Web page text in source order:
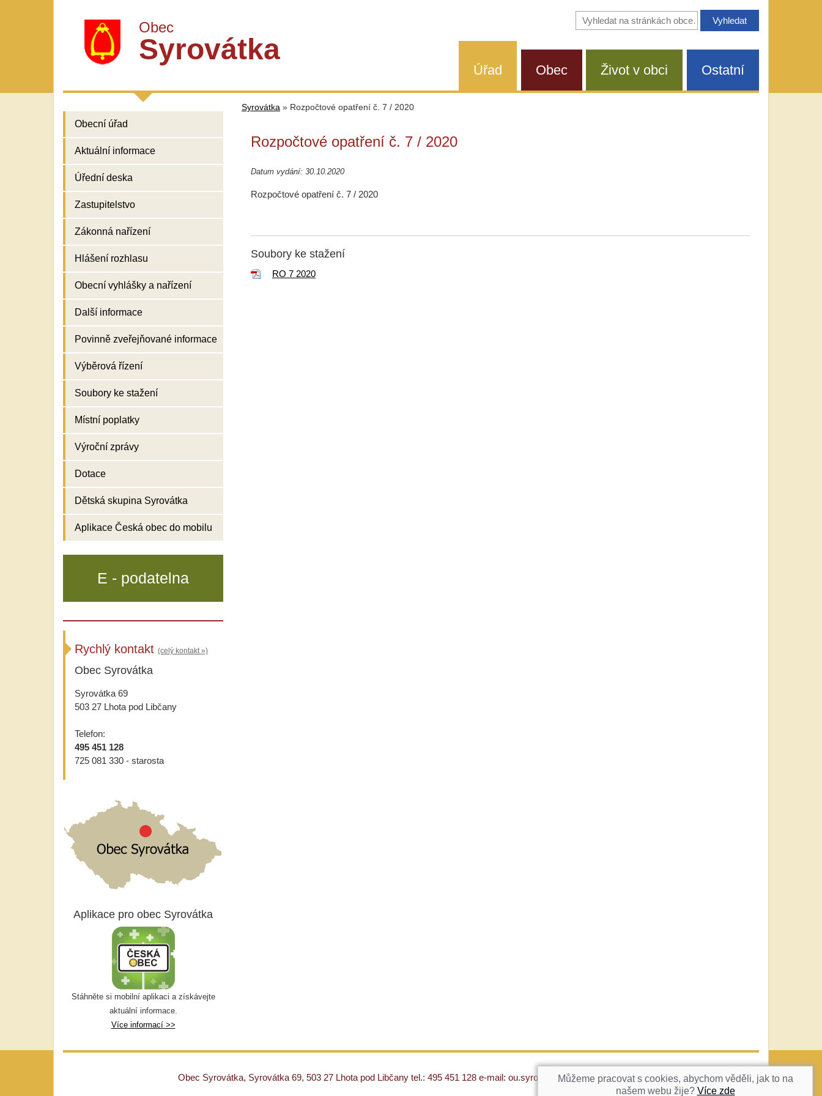
Obec
Syrovátka
Vyhledávání
na
Úřad Obec Život v obci Ostatní
Obecní úřad
Aktuální informace
Úřední deska
Zastupitelstvo
Zákonná nařízení
Hlášení rozhlasu
Obecní vyhlášky a nařízení
Další informace
Povinně zveřejňované informace
Výběrová řízení
Soubory ke stažení
Místní poplatky
Výroční zprávy
Dotace
Dětská skupina Syrovátka
Aplikace Česká obec do mobilu
Syrovátka » Rozpočtové opatření č. 7 / 2020
Rozpočtové opatření č. 7 / 2020
Datum vydání: 30.10.2020
Rozpočtové opatření č. 7 / 2020
Soubory ke stažení
RO 7 2020
E - podatelna
Rychlý kontakt (celý kontakt »)
Obec Syrovátka
Syrovátka 69
503 27 Lhota pod Libčany
Telefon:
495 451 128
725 081 330 - starosta
Aplikace pro obec Syrovátka
Stáhněte si mobilní aplikaci a získávejte
aktuální informace.
Více informací >>
NAHORU
Obec Syrovátka, Syrovátka 69, 503 27 Lhota pod Libčany tel.: 495 451 128 e-mail: ou.syrovatka@c-box.czMůžeme pracovat s cookies, abychom věděli, jak to na
našem webu žije? Více zde